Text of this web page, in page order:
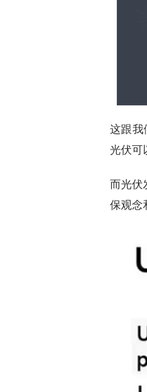
这跟我
光伏可
而光伏
保观念